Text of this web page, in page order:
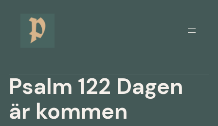
innehåll
Psalm 122 Dagen
är kommen